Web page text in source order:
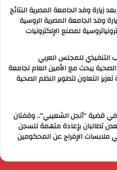
بعد زيارة وفد الجامعة المصرية النتائج
وفد الجامعة المصرية الروسية
لمصنع الإلكترونيات
التنفيذي للمجلس العربي
يبحث مع الأمين العام لجامعة
تعزيز التعاون لتطوير النظم الصحية
قضية “أنجل الشعيبي”.. وقفتان
تطالبان بإعادة متهمة للسجن
ملابسات الإفراج عن المحكومين